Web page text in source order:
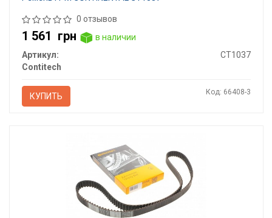
0 отзывов
1 561 грн
в наличии
Артикул:
CT1037
Contitech
КУПИТЬ Код: 66408-3